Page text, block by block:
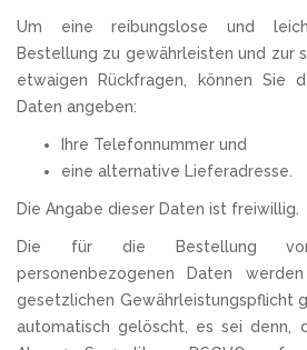
Um eine reibungslose und
Bestellung zu gewährleisten und zur
etwaigen Rückfragen, können Sie
Daten angeben:
Ihre Telefonnummer und
eine alternative Lieferadresse.
Die Angabe dieser Daten ist freiwillig.
Die für die Bestellung
personenbezogenen Daten
gesetzlichen Gewährleistungspflicht
automatisch gelöscht, es sei denn,